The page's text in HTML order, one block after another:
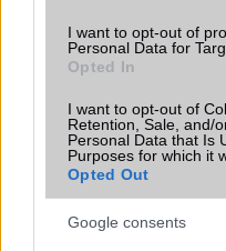
I want to opt-out of
Personal Data for
Opted In
I want to opt-out of
Retention, Sale, and/
Personal Data that Is
Purposes for which it
Opted Out
Google consents
sokan
Az Edge Panel az egyik
jelentősen felgyorsítja a
miközben a Pixel